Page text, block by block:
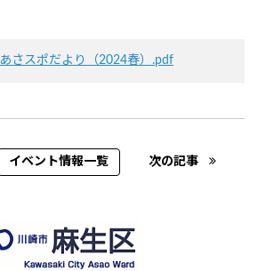
あさスポだより（2024春）.pdf
イベント情報一覧 次の記事